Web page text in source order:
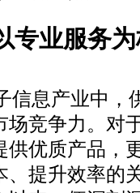
专业服务
信息产业中，
场竞争力。对
供优质产品，
、提升效率的